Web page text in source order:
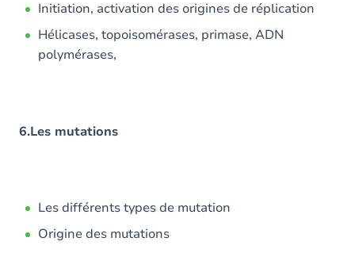
Initiation, activation des origines de réplication
Hélicases, topoisomérases, primase, ADN
polymérases,
6.Les mutations
Les différents types de mutation
Origine des mutations